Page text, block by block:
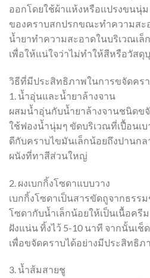
ออกโดยใช้ผ้าแห้งหรือแปรงขนนุ่ม
ของคราบสกปรกขณะทำความสะ
น้ำยาทำความสะอาดในบริเวณเล็
เพื่อให้แน่ใจว่าไม่ทำให้สีหรือวัสดุ
วิธีที่มีประสิทธิภาพในการขจัดคร
1. น้ำอุ่นและน้ำยาล้างจาน
ผสมน้ำอุ่นกับน้ำยาล้างจานชนิดข
ใช้ฟองน้ำนุ่มๆ ขัดบริเวณที่เปื้อนเบ
ดีกับคราบไขมันเล็กน้อยถึงปานก
ผนังที่ทาสีส่วนใหญ่
2. ผงเบกกิ้งโซดาแบบวาง
เบกกิ้งโซดาเป็นสารขัดถูจากธรร
โซดากับน้ำเล็กน้อยให้เป็นเนื้อครี
ฝังแน่น ทิ้งไว้ 5-10 นาที จากนั้นเ
เพื่อขจัดคราบได้อย่างมีประสิทธิภ
3. น้ำส้มสายชู